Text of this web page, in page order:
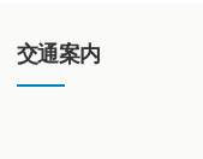
交通案内